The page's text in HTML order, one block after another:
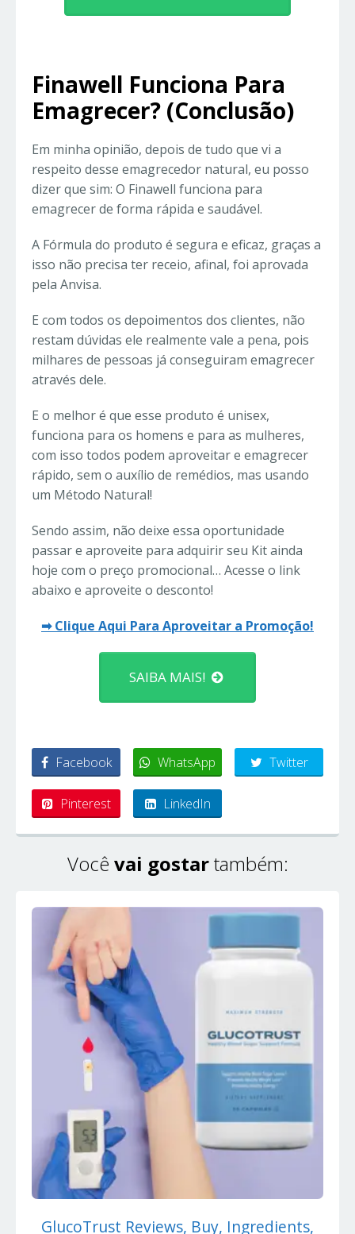
Finawell Funciona Para
Emagrecer? (Conclusão)
Em minha opinião, depois de tudo que vi a
respeito desse emagrecedor natural, eu posso
dizer que sim: O Finawell funciona para
emagrecer de forma rápida e saudável.
A Fórmula do produto é segura e eficaz, graças a
isso não precisa ter receio, afinal, foi aprovada
pela Anvisa.
E com todos os depoimentos dos clientes, não
restam dúvidas ele realmente vale a pena, pois
milhares de pessoas já conseguiram emagrecer
através dele.
E o melhor é que esse produto é unisex,
funciona para os homens e para as mulheres,
com isso todos podem aproveitar e emagrecer
rápido, sem o auxílio de remédios, mas usando
um Método Natural!
Sendo assim, não deixe essa oportunidade
passar e aproveite para adquirir seu Kit ainda
hoje com o preço promocional… Acesse o link
abaixo e aproveite o desconto!
➡ Clique Aqui Para Aproveitar a Promoção!
SAIBA MAIS!
Facebook WhatsApp Twitter
Pinterest LinkedIn
Você vai gostartambém:
GlucoTrust Reviews, Buy, Ingredients,